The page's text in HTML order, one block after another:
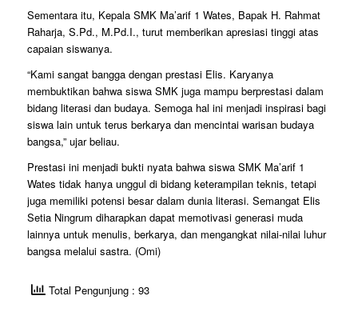
Sementara itu, Kepala SMK Ma’arif 1 Wates, Bapak H. Rahmat
Raharja, S.Pd., M.Pd.I., turut memberikan apresiasi tinggi atas
capaian siswanya.
“Kami sangat bangga dengan prestasi Elis. Karyanya
membuktikan bahwa siswa SMK juga mampu berprestasi dalam
bidang literasi dan budaya. Semoga hal ini menjadi inspirasi bagi
siswa lain untuk terus berkarya dan mencintai warisan budaya
bangsa,” ujar beliau.
Prestasi ini menjadi bukti nyata bahwa siswa SMK Ma’arif 1
Wates tidak hanya unggul di bidang keterampilan teknis, tetapi
juga memiliki potensi besar dalam dunia literasi. Semangat Elis
Setia Ningrum diharapkan dapat memotivasi generasi muda
lainnya untuk menulis, berkarya, dan mengangkat nilai-nilai luhur
bangsa melalui sastra. (Omi)
Total Pengunjung : 93